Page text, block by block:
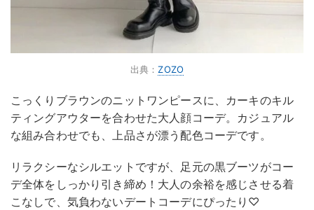
出典：ZOZO
こっくりブラウンのニットワンピースに、カーキのキル
ティングアウターを合わせた大人顔コーデ。カジュアル
な組み合わせでも、上品さが漂う配色コーデです。
リラクシーなシルエットですが、足元の黒ブーツがコー
デ全体をしっかり引き締め！大人の余裕を感じさせる着
こなしで、気負わないデートコーデにぴったり♡